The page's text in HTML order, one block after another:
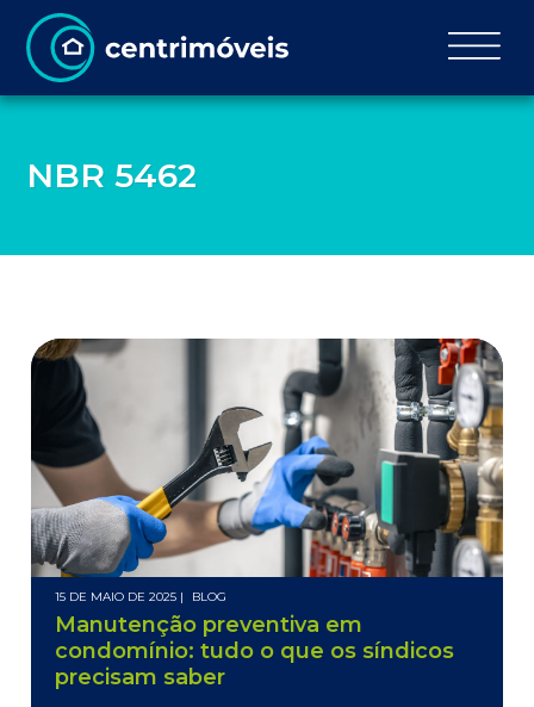
NBR 5462
15 DE MAIO DE 2025 | BLOG
Manutenção preventiva em
condomínio: tudo o que os síndicos
precisam saber